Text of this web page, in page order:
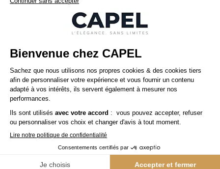
Nos clients aiment aussi